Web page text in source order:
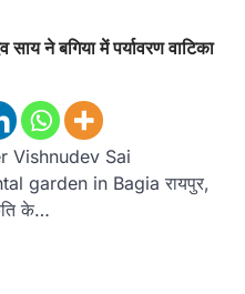
ने बगिया में पर्यावरण वाटिका
Vishnudev Sai
garden in Bagia रायपुर,
के…